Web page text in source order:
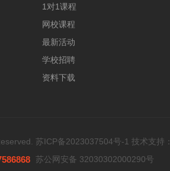
1对1课程
网校课程
最新活动
学校招聘
资料下载
苏ICP备2023037504号-1 技术支持：
苏公网安备 32030302000290号